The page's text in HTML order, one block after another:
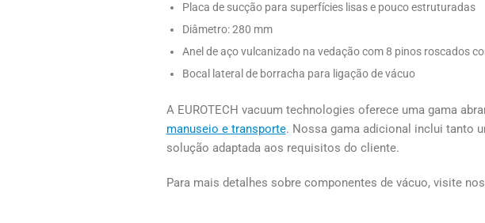
Placa de sucção para superfícies lisas e pouco estruturadas
Diâmetro: 280 mm
Anel de aço vulcanizado na vedação com 8 pinos roscados
Bocal lateral de borracha para ligação de vácuo
A EUROTECH vacuum technologies oferece uma gama
manuseio e transporte. Nossa gama adicional inclui tanto
solução adaptada aos requisitos do cliente.
Para mais detalhes sobre componentes de vácuo, visite